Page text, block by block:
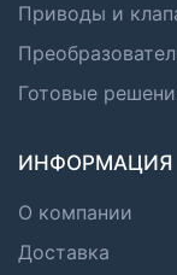
Приводы и
Готовые
ИНФОРМАЦИЯ
О компании
Доставка